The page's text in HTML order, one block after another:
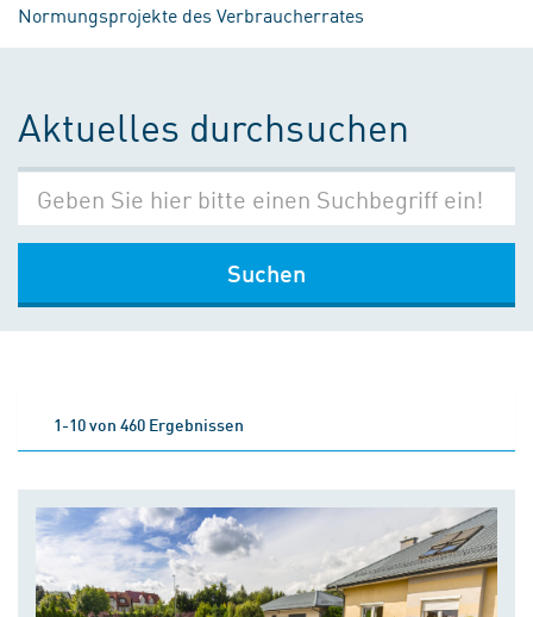
Normungsprojekte des Verbraucherrates
Aktuelles durchsuchen
Suchen
1-10 von 460 Ergebnissen